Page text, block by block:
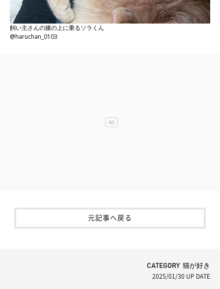
飼い主さんの膝の上に乗るソラくん
@haruchan_0103
元記事へ戻る
CATEGORY 猫が好き
2025/01/30 UP DATE